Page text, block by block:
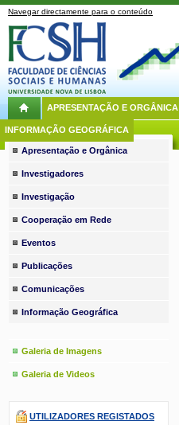
Navegar directamente para o conteúdo
APRESENTAÇÃO E ORGÂNICA
INFORMAÇÃO GEOGRÁFICA
Apresentação e Orgânica
Investigadores
Investigação
Cooperação em Rede
Eventos
Publicações
Comunicações
Informação Geográfica
Galeria de Imagens
Galeria de Videos
UTILIZADORES REGISTADOS